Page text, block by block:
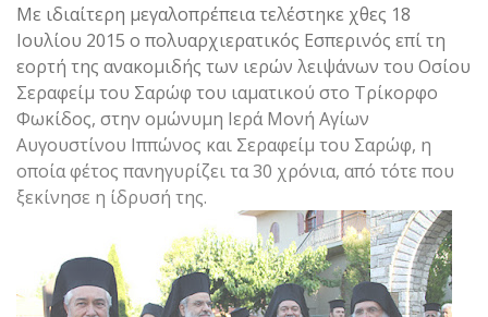
Με ιδιαίτερη μεγαλοπρέπεια τελέστηκε χθες 18
Ιουλίου 2015 ο πολυαρχιερατικός Εσπερινός επί τη
εορτή της ανακομιδής των ιερών λειψάνων του Οσίου
Σεραφείμ του Σαρώφ του ιαματικού στο Τρίκορφο
Φωκίδος, στην ομώνυμη Ιερά Μονή Αγίων
Αυγουστίνου Ιππώνος και Σεραφείμ του Σαρώφ, η
οποία φέτος πανηγυρίζει τα 30 χρόνια, από τότε που
ξεκίνησε η ίδρυσή της.